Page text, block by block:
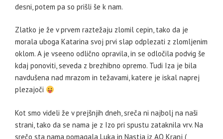
desni, potem pa so prišli še k nam.
Zlatko je že v prvem raztežaju zlomil cepin, tako da je
morala uboga Katarina svoj prvi slap odplezati z zlomljenim
oklom. A je vseeno odlično opravila, in se odločila podvig še
kdaj ponoviti, seveda z brezhibno opremo. Tudi Iza je bila
navdušena nad mrazom in težavami, katere je iskal naprej
plezajoči
Kot smo videli že v prejšnjih dneh, sreča ni najbolj na naši
strani, tako da se nama je z Izo pri spustu zataknila vrv. Na
srečo sta nama pomagala Luka in Nastja iz AO Kranj (